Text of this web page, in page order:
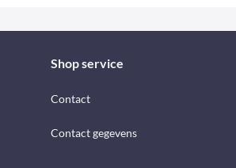
Shop service
Contact
Contact gegevens